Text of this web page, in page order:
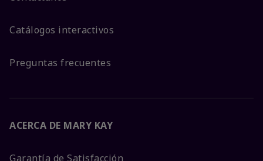
Catálogos interactivos
Preguntas frecuentes
ACERCA DE MARY KAY
Garantía de Satisfacción